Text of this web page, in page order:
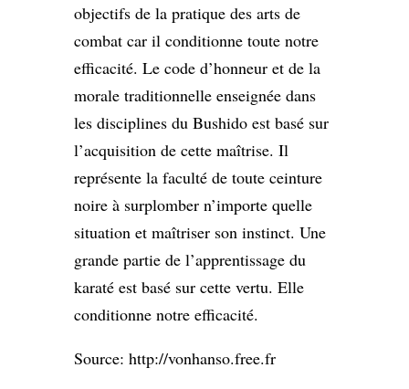
objectifs de la pratique des arts de
combat car il conditionne toute notre
efficacité. Le code d’honneur et de la
morale traditionnelle enseignée dans
les disciplines du Bushido est basé sur
l’acquisition de cette maîtrise. Il
représente la faculté de toute ceinture
noire à surplomber n’importe quelle
situation et maîtriser son instinct. Une
grande partie de l’apprentissage du
karaté est basé sur cette vertu. Elle
conditionne notre efficacité.
Source: http://vonhanso.free.fr